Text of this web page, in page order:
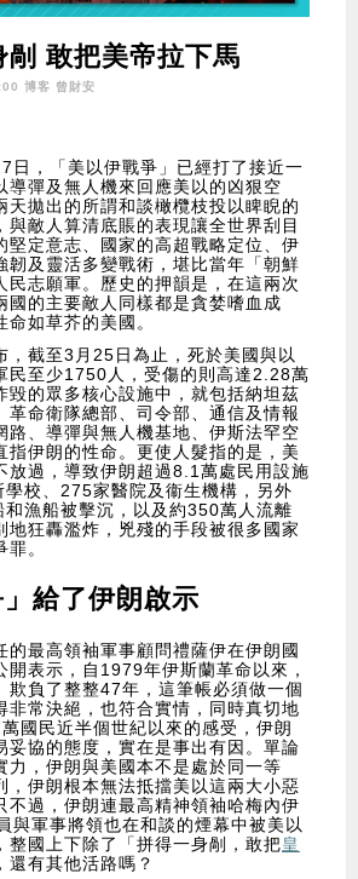
剮 敢把美帝拉下馬
博客 曾財安
日，「美以伊戰爭」已經打了接近一
導彈及無人機來回應美以的凶狠空
天拋出的所謂和談橄欖枝投以睥睨的
與敵人算清底賬的表現讓全世界刮目
堅定意志、國家的高超戰略定位、伊
韌及靈活多變戰術，堪比當年「朝鮮
民志願軍。歷史的押韻是，在這兩次
國的主要敵人同樣都是貪婪嗜血成
如草芥的美國。
，截至3月25日為止，死於美國與以
民至少1750人，受傷的則高達2.28萬
毀的眾多核心設施中，就包括納坦茲
革命衛隊總部、司令部、通信及情報
路、導彈與無人機基地、伊斯法罕空
指伊朗的性命。更使人髮指的是，美
放過，導致伊朗超過8.1萬處民用設施
校、275家醫院及衞生機構，另外
漁船被擊沉，以及約350萬人流離
地狂轟濫炸，兇殘的手段被很多國家
。
」給了伊朗啟示
的最高領袖軍事顧問禮薩伊在伊朗國
開表示，自1979年伊斯蘭革命以來，
欺負了整整47年，這筆帳必須做一個
非常決絕，也符合實情，同時真切地
國民近半個世紀以來的感受，伊朗
妥協的態度，實在是事出有因。單論
力，伊朗與美國本不是處於同一等
，伊朗根本無法抵擋美以這兩大小惡
不過，伊朗連最高精神領袖哈梅內伊
與軍事將領也在和談的煙幕中被美以
整國上下除了「拼得一身剮，敢把皇
還有其他活路嗎？